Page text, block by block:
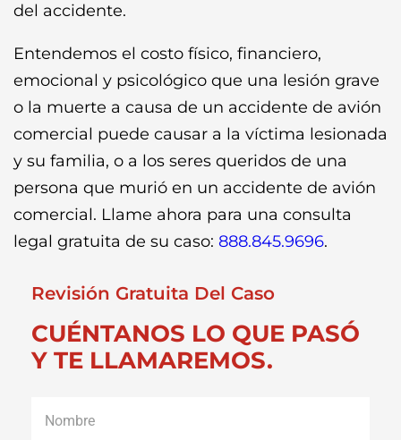
del accidente.
Entendemos el costo físico, financiero,
emocional y psicológico que una lesión grave
o la muerte a causa de un accidente de avión
comercial puede causar a la víctima lesionada
y su familia, o a los seres queridos de una
persona que murió en un accidente de avión
comercial. Llame ahora para una consulta
legal gratuita de su caso: 888.845.9696.
Revisión Gratuita Del Caso
CUÉNTANOS LO QUE PASÓ
Y TE LLAMAREMOS.